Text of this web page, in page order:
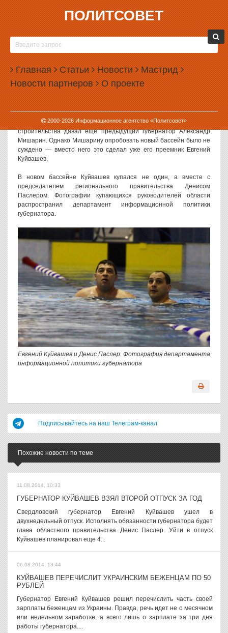
ПОЛИТСОВЕТ
Главная Статьи Новости Мастрид
Новости партнеров О проекте
2000-2026Информационное агентство «Политсовет»
07.02.2013, 10:29
ГУБЕРНАТОР КУЙВАШЕВ ИСКУПАЛСЯ С
ПРЕМЬЕРОМ ПАСЛЕРОМ
Губернатор Свердловской области Евгений Куйвавшев искупался
в новом бассейне в городе Североуральск. Компанию ему
составил председатель областного правительства Денис Паслер.
Бассейн «Нептун» в Североуральске строился в течение
последних нескольких лет. Поручения о завершении
строительства давал еще предыдущий губернатор Александр
Мишарин. Однако Мишарину опробовать новый бассейн было не
суждено — вместо него это сделал уже его преемник Евгений
Куйвашев.
В новом бассейне Куйвашев купался не один, а вместе с
председателем регионального правительства Денисом
Паслером. Фотографии купающихся руководителей области
распространил департамент информационной политики
губернатора.
Евгений Куйвашев и Денис Паслер. Фотография департамента
информационной политики губернатора
Подписывайтесь на наш Телеграм-канал
Похожие новости по теме
11.08.2014, 10:33
ГУБЕРНАТОР КУЙВАШЕВ ВЗЯЛ ВТОРОЙ ОТПУСК ЗА ГОД
Свердловский губернатор Евгений Куйвашев ушел в
двухнедельный отпуск. Исполнять обязанности губернатора будет
глава областного правительства Денис Паслер. Уйти в отпуск
Куйвашев планировал еще 4...
06.08.2014, 13:44
КУЙВАШЕВ ПЕРЕЧИСЛИТ УКРАИНСКИМ БЕЖЕНЦАМ ПО 50
РУБЛЕЙ
Губернатор Евгений Куйвашев решил перечислить часть своей
зарплаты беженцам из Украины. Правда, речь идет не о месячном
или недельном заработке, а всего лишь о зарплате за три дня
работы губернатора....